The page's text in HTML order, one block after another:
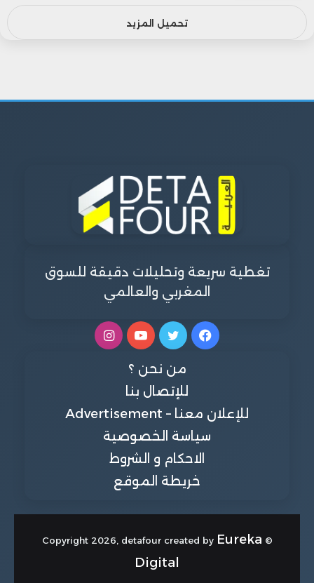
تحميل المزيد
تغطية سريعة وتحليلات دقيقة للسوق
المغربي والعالمي
فيسبوكتويتر يوتيوبانستقرام
من نحن ؟
للإتصال بنا
للإعلان معنا – Advertisement
سياسة الخصوصية
الاحكام و الشروط
خريطة الموقع
© Copyright 2026, detafour created by
Eureka
Digital